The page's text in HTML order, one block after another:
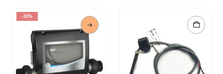
-33%